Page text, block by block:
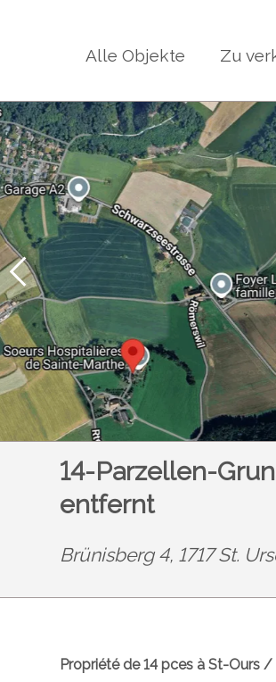
Alle Objekte Zu
14-Parzellen-
entfernt
Brünisberg 4, 1717 St.
Propriété de 14 pces à St-Ours